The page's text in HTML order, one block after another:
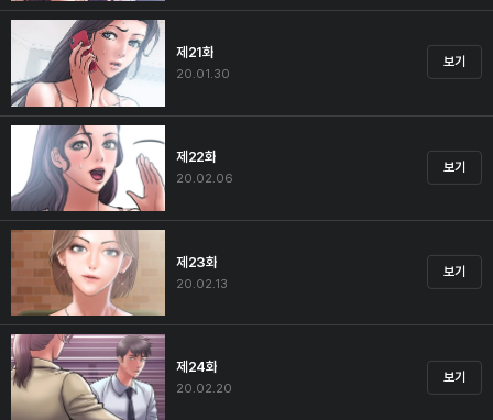
제21화
20.01.30
보기
제22화
20.02.06
보기
제23화
20.02.13
보기
제24화
20.02.20
보기